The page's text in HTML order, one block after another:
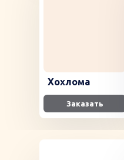
Хохлома
Заказать